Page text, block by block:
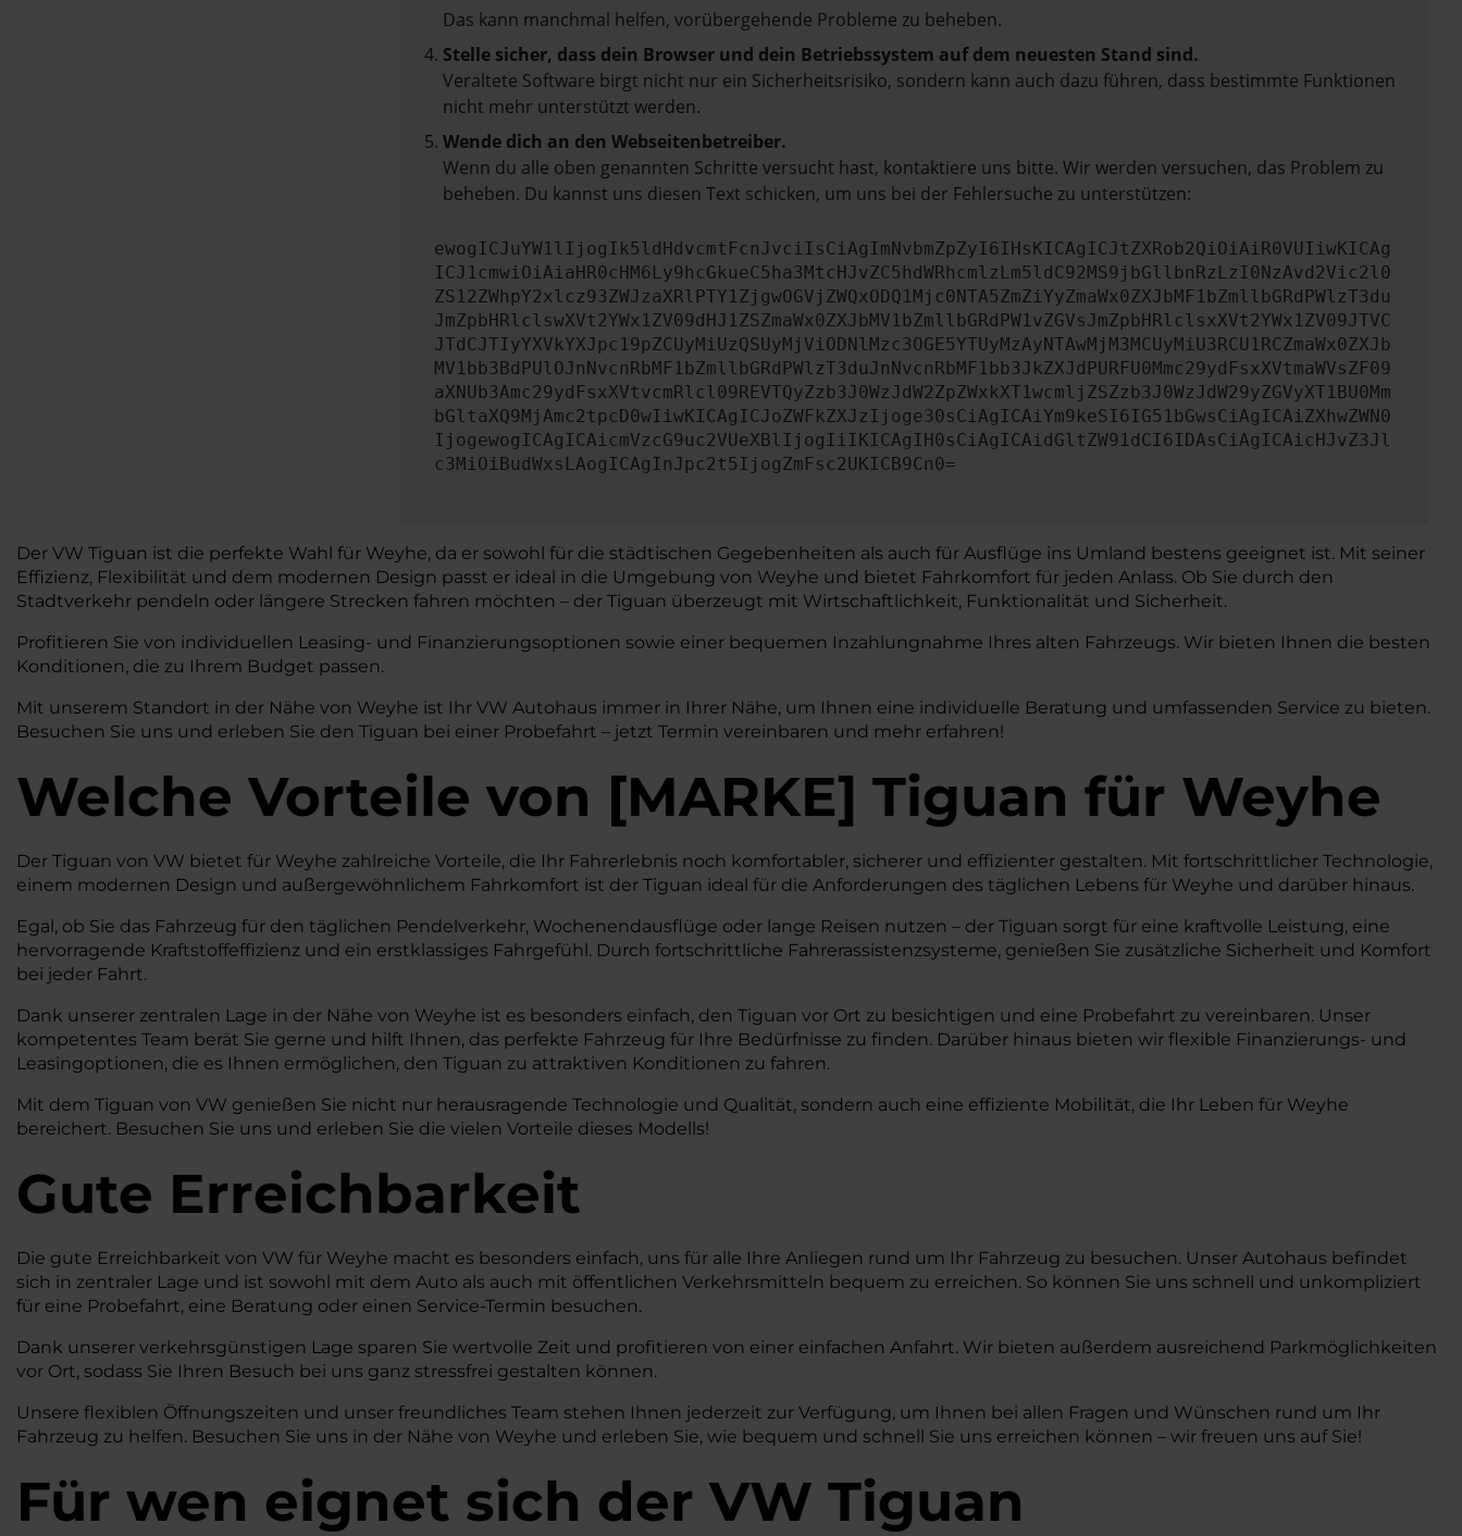
Das kann manchmal helfen, vorübergehende Probleme zu beheben.
Stelle sicher, dass dein Browser und dein Betriebssystem auf dem neuesten Stand sind.
Veraltete Software birgt nicht nur ein Sicherheitsrisiko, sondern kann auch dazu führen, dass bestimmte Funktionen
nicht mehr unterstützt werden.
Wende dich an den Webseitenbetreiber.
Wenn du alle oben genannten Schritte versucht hast, kontaktiere uns bitte. Wir werden versuchen, das Problem zu
beheben. Du kannst uns diesen Text schicken, um uns bei der Fehlersuche zu unterstützen:
ewogICJuYW1lIjogIk5ldHdvcmtFcnJvciIsCiAgImNvbmZpZyI6IHsKICAgICJtZXRob2QiOiAiR0VUIiwKICAg
ICJ1cmwiOiAiaHR0cHM6Ly9hcGkueC5ha3MtcHJvZC5hdWRhcmlzLm5ldC92MS9jbGllbnRzLzI0NzAvd2Vic2l0
ZS12ZWhpY2xlcz93ZWJzaXRlPTY1ZjgwOGVjZWQxODQ1Mjc0NTA5ZmZiYyZmaWx0ZXJbMF1bZmllbGRdPWlzT3du
JmZpbHRlclswXVt2YWx1ZV09dHJ1ZSZmaWx0ZXJbMV1bZmllbGRdPW1vZGVsJmZpbHRlclsxXVt2YWx1ZV09JTVC
JTdCJTIyYXVkYXJpc19pZCUyMiUzQSUyMjViODNlMzc3OGE5YTUyMzAyNTAwMjM3MCUyMiU3RCU1RCZmaWx0ZXJb
MV1bb3BdPUlOJnNvcnRbMF1bZmllbGRdPWlzT3duJnNvcnRbMF1bb3JkZXJdPURFU0Mmc29ydFsxXVtmaWVsZF09
aXNUb3Amc29ydFsxXVtvcmRlcl09REVTQyZzb3J0WzJdW2ZpZWxkXT1wcmljZSZzb3J0WzJdW29yZGVyXT1BU0Mm
bGltaXQ9MjAmc2tpcD0wIiwKICAgICJoZWFkZXJzIjoge30sCiAgICAiYm9keSI6IG51bGwsCiAgICAiZXhwZWN0
IjogewogICAgICAicmVzcG9uc2VUeXBlIjogIiIKICAgIH0sCiAgICAidGltZW91dCI6IDAsCiAgICAicHJvZ3Jl
c3MiOiBudWxsLAogICAgInJpc2t5IjogZmFsc2UKICB9Cn0=
Der VW Tiguan ist die perfekte Wahl für Weyhe, da er sowohl für die städtischen Gegebenheiten als auch für Ausflüge ins Umland bestens geeignet ist. Mit seiner
Effizienz, Flexibilität und dem modernen Design passt er ideal in die Umgebung von Weyhe und bietet Fahrkomfort für jeden Anlass. Ob Sie durch den
Stadtverkehr pendeln oder längere Strecken fahren möchten – der Tiguan überzeugt mit Wirtschaftlichkeit, Funktionalität und Sicherheit.
Profitieren Sie von individuellen Leasing- und Finanzierungsoptionen sowie einer bequemen Inzahlungnahme Ihres alten Fahrzeugs. Wir bieten Ihnen die besten
Konditionen, die zu Ihrem Budget passen.
Mit unserem Standort in der Nähe von Weyhe ist Ihr VW Autohaus immer in Ihrer Nähe, um Ihnen eine individuelle Beratung und umfassenden Service zu bieten.
Besuchen Sie uns und erleben Sie den Tiguan bei einer Probefahrt – jetzt Termin vereinbaren und mehr erfahren!
Welche Vorteile von [MARKE] Tiguan für Weyhe
Der Tiguan von VW bietet für Weyhe zahlreiche Vorteile, die Ihr Fahrerlebnis noch komfortabler, sicherer und effizienter gestalten. Mit fortschrittlicher Technologie,
einem modernen Design und außergewöhnlichem Fahrkomfort ist der Tiguan ideal für die Anforderungen des täglichen Lebens für Weyhe und darüber hinaus.
Egal, ob Sie das Fahrzeug für den täglichen Pendelverkehr, Wochenendausflüge oder lange Reisen nutzen – der Tiguan sorgt für eine kraftvolle Leistung, eine
hervorragende Kraftstoffeffizienz und ein erstklassiges Fahrgefühl. Durch fortschrittliche Fahrerassistenzsysteme, genießen Sie zusätzliche Sicherheit und Komfort
bei jeder Fahrt.
Dank unserer zentralen Lage in der Nähe von Weyhe ist es besonders einfach, den Tiguan vor Ort zu besichtigen und eine Probefahrt zu vereinbaren. Unser
kompetentes Team berät Sie gerne und hilft Ihnen, das perfekte Fahrzeug für Ihre Bedürfnisse zu finden. Darüber hinaus bieten wir flexible Finanzierungs- und
Leasingoptionen, die es Ihnen ermöglichen, den Tiguan zu attraktiven Konditionen zu fahren.
Mit dem Tiguan von VW genießen Sie nicht nur herausragende Technologie und Qualität, sondern auch eine effiziente Mobilität, die Ihr Leben für Weyhe
bereichert. Besuchen Sie uns und erleben Sie die vielen Vorteile dieses Modells!
Gute Erreichbarkeit
Die gute Erreichbarkeit von VW für Weyhe macht es besonders einfach, uns für alle Ihre Anliegen rund um Ihr Fahrzeug zu besuchen. Unser Autohaus befindet
sich in zentraler Lage und ist sowohl mit dem Auto als auch mit öffentlichen Verkehrsmitteln bequem zu erreichen. So können Sie uns schnell und unkompliziert
für eine Probefahrt, eine Beratung oder einen Service-Termin besuchen.
Dank unserer verkehrsgünstigen Lage sparen Sie wertvolle Zeit und profitieren von einer einfachen Anfahrt. Wir bieten außerdem ausreichend Parkmöglichkeiten
vor Ort, sodass Sie Ihren Besuch bei uns ganz stressfrei gestalten können.
Unsere flexiblen Öffnungszeiten und unser freundliches Team stehen Ihnen jederzeit zur Verfügung, um Ihnen bei allen Fragen und Wünschen rund um Ihr
Fahrzeug zu helfen. Besuchen Sie uns in der Nähe von Weyhe und erleben Sie, wie bequem und schnell Sie uns erreichen können – wir freuen uns auf Sie!
Für wen eignet sich der VW Tiguan